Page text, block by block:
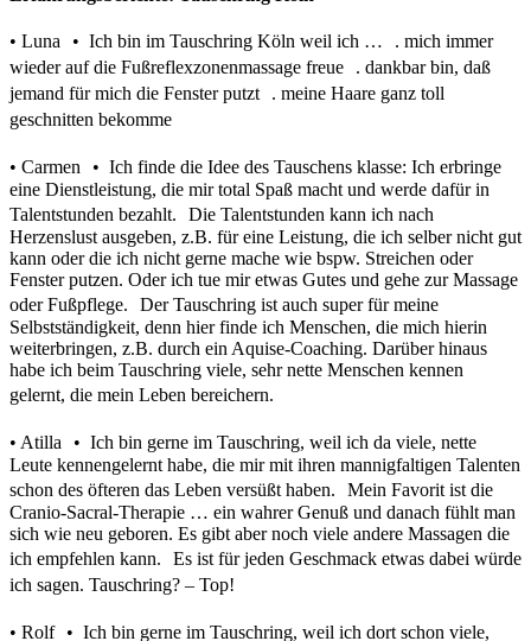
• Luna • Ich bin im Tauschring Köln weil ich … . mich immer
wieder auf die Fußreflexzonenmassage freue . dankbar bin, daß
jemand für mich die Fenster putzt . meine Haare ganz toll
geschnitten bekomme
• Carmen • Ich finde die Idee des Tauschens klasse: Ich erbringe
eine Dienstleistung, die mir total Spaß macht und werde dafür in
Talentstunden bezahlt. Die Talentstunden kann ich nach
Herzenslust ausgeben, z.B. für eine Leistung, die ich selber nicht gut
kann oder die ich nicht gerne mache wie bspw. Streichen oder
Fenster putzen. Oder ich tue mir etwas Gutes und gehe zur Massage
oder Fußpflege. Der Tauschring ist auch super für meine
Selbstständigkeit, denn hier finde ich Menschen, die mich hierin
weiterbringen, z.B. durch ein Aquise-Coaching. Darüber hinaus
habe ich beim Tauschring viele, sehr nette Menschen kennen
gelernt, die mein Leben bereichern.
• Atilla • Ich bin gerne im Tauschring, weil ich da viele, nette
Leute kennengelernt habe, die mir mit ihren mannigfaltigen Talenten
schon des öfteren das Leben versüßt haben. Mein Favorit ist die
Cranio-Sacral-Therapie … ein wahrer Genuß und danach fühlt man
sich wie neu geboren. Es gibt aber noch viele andere Massagen die
ich empfehlen kann. Es ist für jeden Geschmack etwas dabei würde
ich sagen. Tauschring? – Top!
• Rolf • Ich bin gerne im Tauschring, weil ich dort schon viele,